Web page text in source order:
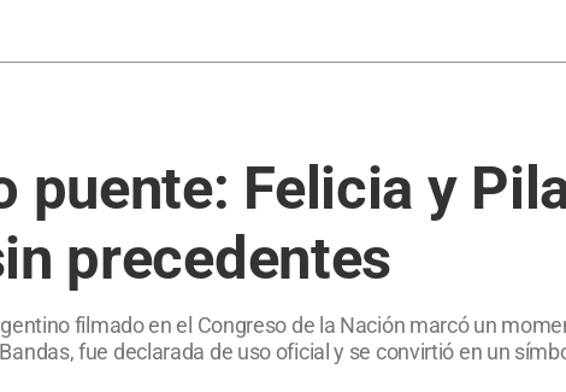
puente: Felicia y
precedentes
filmado en el Congreso de la Nación marcó un
fue declarada de uso oficial y se convirtió en un